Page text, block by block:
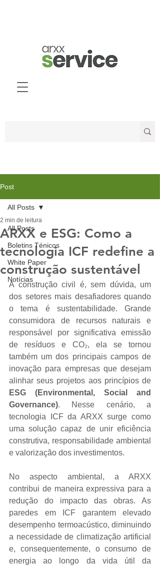
Post
All Posts
Boletins Ténicos
White Paper
Notícias
All Posts
ARXX e ESG: Como a
tecnologia ICF redefine a
construção sustentável
2 min de leitura
A construção civil é, sem dúvida, um
dos setores mais desafiadores quando
o tema é sustentabilidade. Grande
consumidora de recursos naturais e
responsável por significativa emissão
de resíduos e CO₂, ela se tornou
também um dos principais campos de
inovação para empresas que desejam
ESG (Environmental, Social and
Governance). Nesse cenário, a
tecnologia ICF da ARXX surge como
uma solução capaz de unir eficiência
construtiva, responsabilidade ambiental
e valorização dos investimentos.
No aspecto ambiental, a ARXX
contribui de maneira expressiva para a
redução do impacto das obras. As
paredes em ICF garantem elevado
desempenho termoacústico, diminuindo
a necessidade de climatização artificial
e, consequentemente, o consumo de
energia ao longo da vida útil da